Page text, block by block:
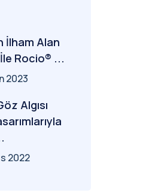
İlham Alan
Rocio® ...
2023
Algısı
2022